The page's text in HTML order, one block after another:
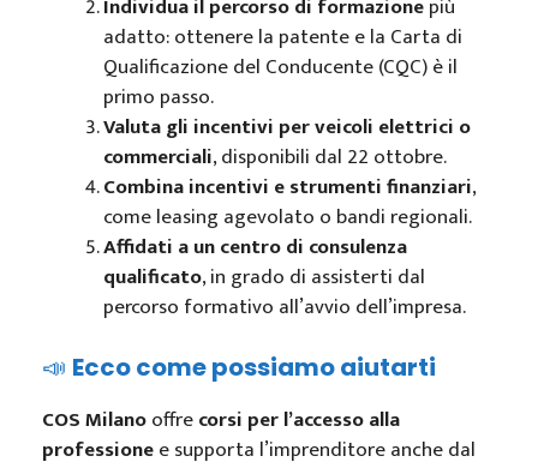
adatto: ottenere la patente e la Carta di
Qualificazione del Conducente (CQC) è il
primo passo.
Valuta gli incentivi per veicoli elettrici o
commerciali, disponibili dal 22 ottobre.
Combina incentivi e strumenti finanziari,
come leasing agevolato o bandi regionali.
Affidati a un centro di consulenza
qualificato, in grado di assisterti dal
percorso formativo all’avvio dell’impresa.
📣 Ecco come possiamo aiutarti
COS Milanooffrecorsi per l’accesso alla
professionee supporta l’imprenditore anche dal